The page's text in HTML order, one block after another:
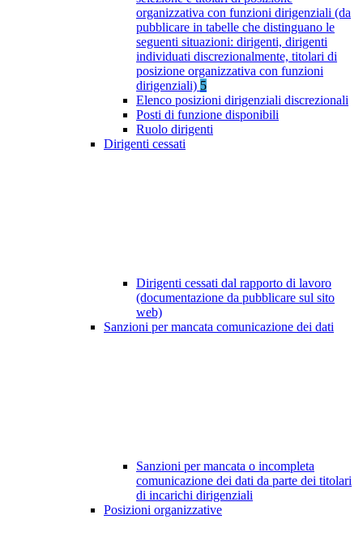
organizzativa con funzioni dirigenziali (da
pubblicare in tabelle che distinguano le
seguenti situazioni: dirigenti, dirigenti
individuati discrezionalmente, titolari di
posizione organizzativa con funzioni
dirigenziali) 5
Elenco posizioni dirigenziali discrezionali
Posti di funzione disponibili
Ruolo dirigenti
Dirigenti cessati
Dirigenti cessati dal rapporto di lavoro
(documentazione da pubblicare sul sito
web)
Sanzioni per mancata comunicazione dei dati
Sanzioni per mancata o incompleta
comunicazione dei dati da parte dei titolari
di incarichi dirigenziali
Posizioni organizzative